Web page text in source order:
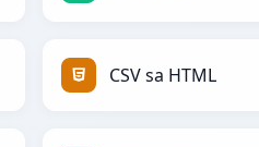
CSV sa HTML